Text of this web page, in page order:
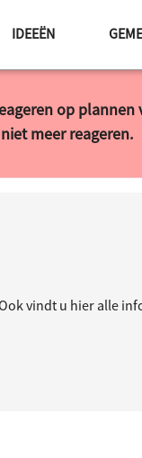
PAGINA
IDEEËN
op
meer reageren.
vindt u hier alle